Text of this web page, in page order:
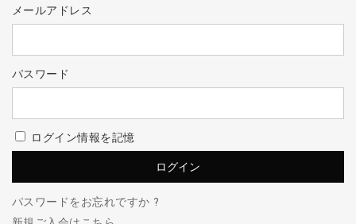
メールアドレス
パスワード
ログイン情報を記憶
パスワードをお忘れですか ?